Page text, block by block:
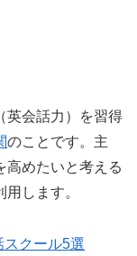
英会話力）を習得
のことです。主
高めたいと考える
します。
クール5選